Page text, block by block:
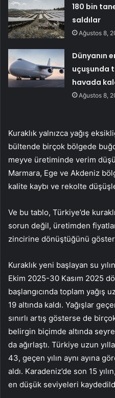
180 bin
saldılar
Ağustos 8,
Dünyanın
uçuşunda
havada
Ağustos 8,
Kuraklık yalnızca yağış
bültende birçok bölgede
meyve üretiminde verim
Marmara, Ege ve Akdeniz
kalite kaybı ve rekolte
Ve bu tablo, Türkiye’de
sorun değil, üretimden
zincirine dönüştüğünü
Kuraklık yeni başlayan su
Ekim 2025-30 Kasım 2025
başlangıcında toplam yağış
19 altında kaldı. Yağışlar
sınırlı artış gösterse de
belirgin biçimde altında
da ağırlaştı. Türkiye uzun
43, geçen yılın aynı ayına
aldı. Karadeniz’de son 15
en düşük seviyeleri